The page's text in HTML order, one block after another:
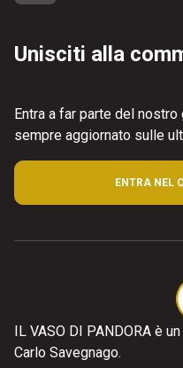
Unisciti alla
Entra a far parte del
sempre aggiornato sulle
ENTRA NEL
IL VASO DI PANDORA è
Carlo Savegnago.